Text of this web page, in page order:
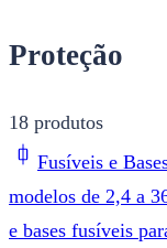
Proteção
18 produtos
Fusíveis e
modelos de 2,4 a
e bases fusíveis